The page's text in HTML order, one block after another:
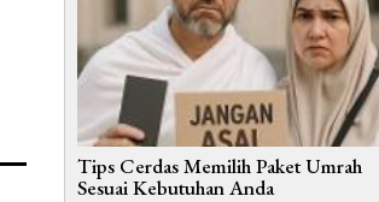
Tips Cerdas Memilih Paket Umrah
Sesuai Kebutuhan Anda